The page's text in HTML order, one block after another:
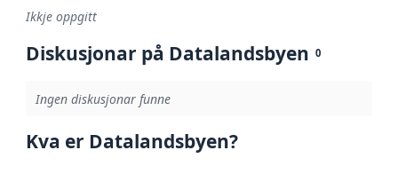
Ikkje oppgitt
Diskusjonar på Datalandsbyen 0
Ingen diskusjonar funne
Kva er Datalandsbyen?